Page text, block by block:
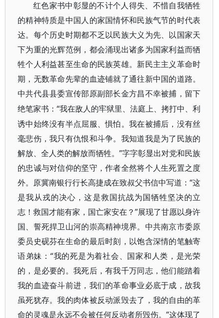
红色家书中彰显的不计个人得失、不惜自我牺牲
的精神特质是中国人的家国情怀和民族气节的时代表
达。每个历史时期都不乏以民族大义为先、以国家天
下为重的光辉范例，都会涌现出诸多为国家利益而牺
牲个人利益甚至生命的民族英雄。新民主主义革命时
期，无数革命先辈的血迹铺就了通往新中国的道路。
中共代县县委宣传部原副部长金方昌不幸被捕，留下
绝笔家书：“我在敌人的牢狱里、法庭上、拷打中、利
诱中始终没有半点屈服、惧怕。我在被捕后，没有丝
毫悲伤，我只有仇恨和斗争。我知道我是为了民族的
解放、全人类的解放而牺牲。”字字彰显出对党和民族
的忠诚与对信仰的坚守，作者全然将个人生死置之度
外。原冀南银行行长高捷成在致叔父书信中写道：“这
是我从戎的决心，这是救国抗战为国牺牲坚决的立
志！救国才能有家，国亡家安在？”展现了甘愿以身许
国、誓死捍卫山河的崇高精神境界。中共南京市委原
委员史砚芬在生命的最后时刻，以饱含深情的笔触寄
语弟妹：“我的死是为着社会、国家和人类，是光荣
的，是必要的。我死后，有我千万同志，他们能踏着
我的血迹奋斗前进，我们的革命事业必底于成，故我
虽死犹存。我的肉体被反动派毁去了，我的自由的革
命的灵魂是永远不会被任何反动者所毁伤。”这体现了